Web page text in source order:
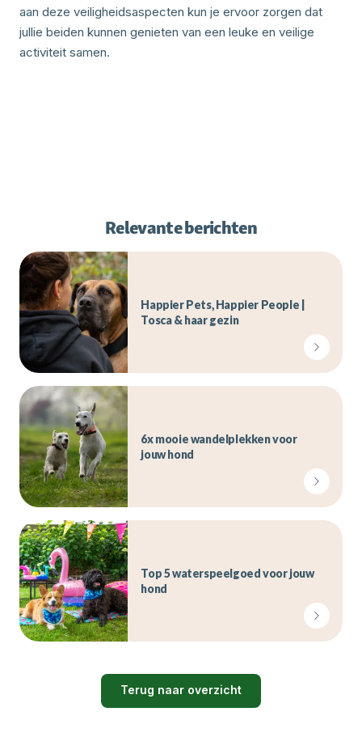
aan deze veiligheidsaspecten kun je ervoor zorgen dat
jullie beiden kunnen genieten van een leuke en veilige
activiteit samen.
Relevante berichten
Happier Pets, Happier People |
Tosca & haar gezin
6x mooie wandelplekken voor
jouw hond
Top 5 waterspeelgoed voor jouw
hond
Terug naar overzicht